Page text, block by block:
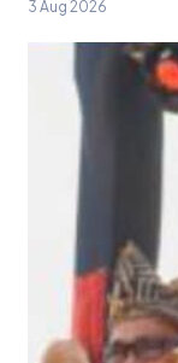
3 Aug 2026